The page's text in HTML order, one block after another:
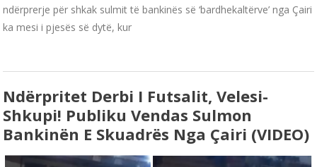
ndërprerje për shkak sulmit të bankinës së ‘bardhekaltërve’ nga Çairi
ka mesi i pjesës së dytë, kur
Ndërpritet Derbi I Futsalit, Velesi-
Shkupi! Publiku Vendas Sulmon
Bankinën E Skuadrës Nga Çairi (VIDEO)